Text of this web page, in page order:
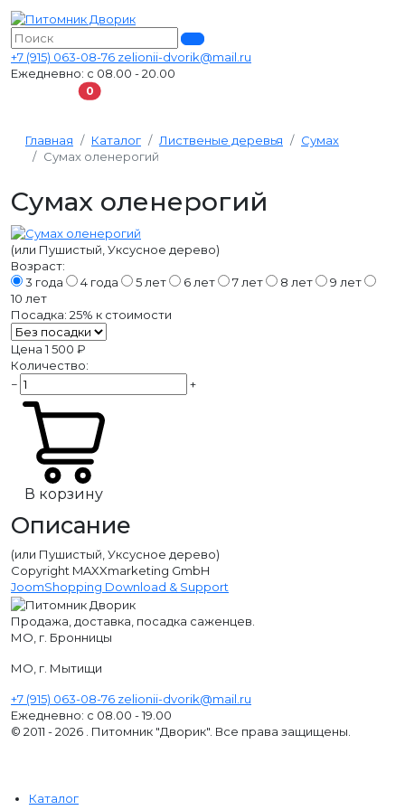
+7 (915) 063-08-76 zelionii-dvorik@mail.ru
Ежедневно: с 08.00 - 20.00
0В корзину
Главная Каталог Лиственые деревья
Сумах
Сумах оленерогий
Сумах оленерогий
(или Пушистый, Уксусное дерево)
Возраст:
3 года
4 года 5 лет 6 лет 7 лет 8 лет
9 лет
10 лет
Посадка: 25% к стоимости
Цена 1 500 ₽
Количество:
−
+
В корзину
Описание
(или Пушистый, Уксусное дерево)
Copyright MAXXmarketing GmbH
JoomShopping Download & Support
Продажа, доставка, посадка саженцев.
МО, г. Бронницы
МО, г. Мытищи
+7 (915) 063-08-76 zelionii-dvorik@mail.ru
Ежедневно: с 08.00 - 19.00
© 2011 - 2026 . Питомник "Дворик". Все права защищены.
Каталог